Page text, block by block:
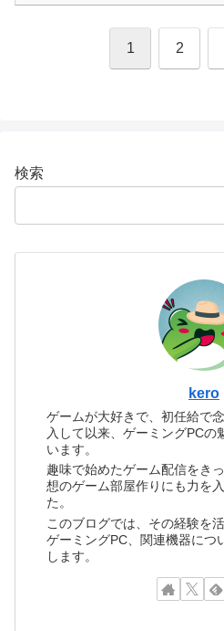
1 2
検索
kero
ゲームが大好きで、初任給で
入して以来、ゲーミングPCの
います。
趣味で始めたゲーム配信をき
想のゲーム部屋作りにも力を
た。
このブログでは、その経験を
ゲーミングPC、関連機器につ
します。